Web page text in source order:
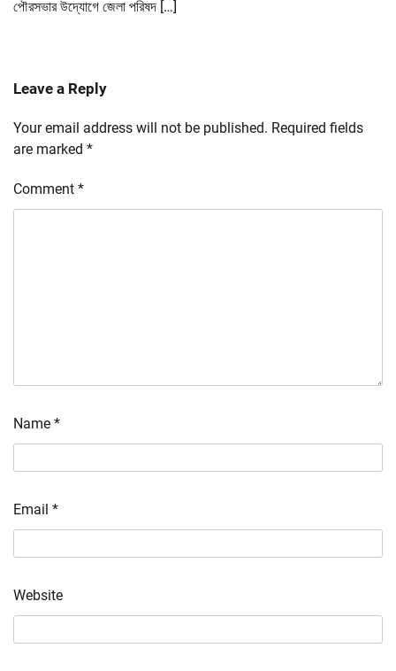
পৌরসভার উদ্যোগে জেলা পরিষদ […]
Leave a Reply
Your email address will not be published. Required fields
are marked *
Comment *
Name *
Email *
Website